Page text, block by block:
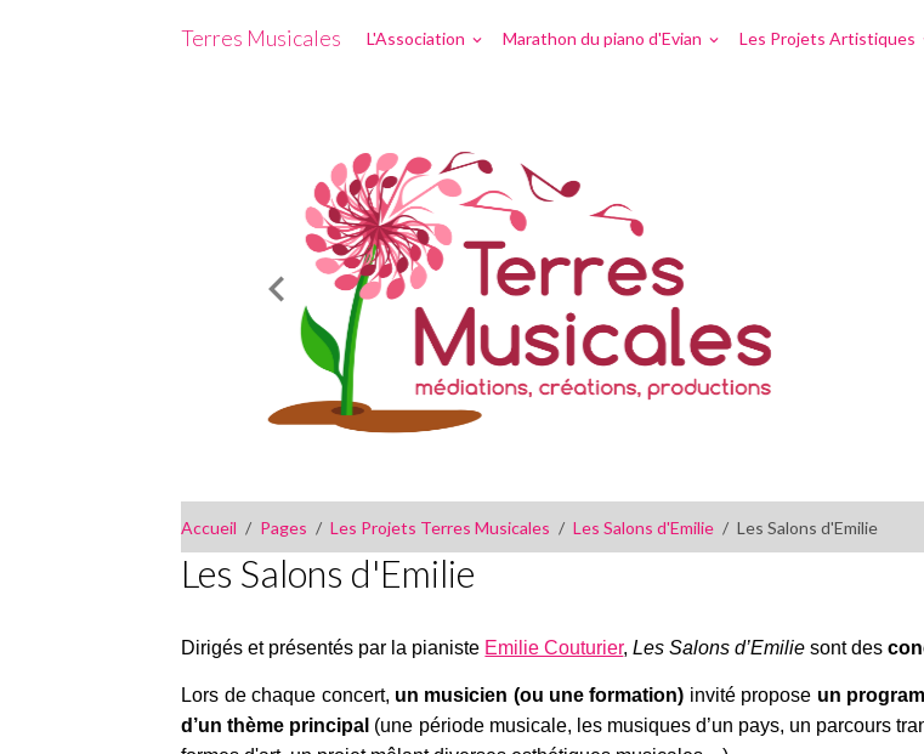
Terres Musicales L'Association Marathon du piano d'Evian Les Projets Artistiques
Accueil Pages Les Projets Terres Musicales Les Salons d'Emilie Les Salons d'Emilie
Les Salons d'Emilie
Dirigés et présentés par la pianiste Emilie Couturier,Les Salons d’Emilie sont des
Lors de chaque concert, un musicien (ou une formation) invité propose un
d’un thème principal (une période musicale, les musiques d’un pays, un parcours